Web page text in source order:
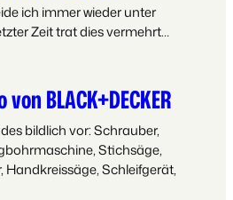
ich immer wieder unter
Zeit trat dies vermehrt…
BLACK+DECKER
bildlich vor: Schrauber,
Stichsäge,
Schleifgerät,